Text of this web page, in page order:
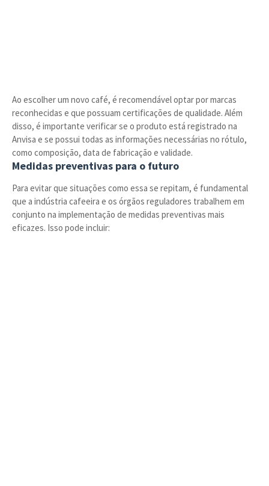
Ao escolher um novo café, é recomendável optar por marcas
reconhecidas e que possuam certificações de qualidade. Além
disso, é importante verificar se o produto está registrado na
Anvisa e se possui todas as informações necessárias no rótulo,
como composição, data de fabricação e validade.
Medidas preventivas para o futuro
Para evitar que situações como essa se repitam, é fundamental
que a indústria cafeeira e os órgãos reguladores trabalhem em
conjunto na implementação de medidas preventivas mais
eficazes. Isso pode incluir: